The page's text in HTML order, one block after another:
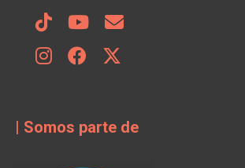
| Somos parte de